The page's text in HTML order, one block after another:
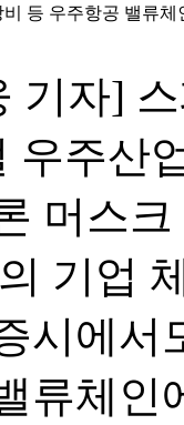
등 우주항공 밸류
기자]
우주산
머스
기업
시에서
류체인